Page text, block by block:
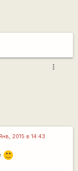
more_vert
2015 в 14:43
:)